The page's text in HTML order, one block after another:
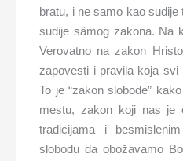
bratu, i ne samo kao
sudije sâmog zakona. Na
Verovatno na zakon
zapovesti i pravila koja svi
To je “zakon slobode”
mestu, zakon koji nas je
tradicijama i
slobodu da obožavamo